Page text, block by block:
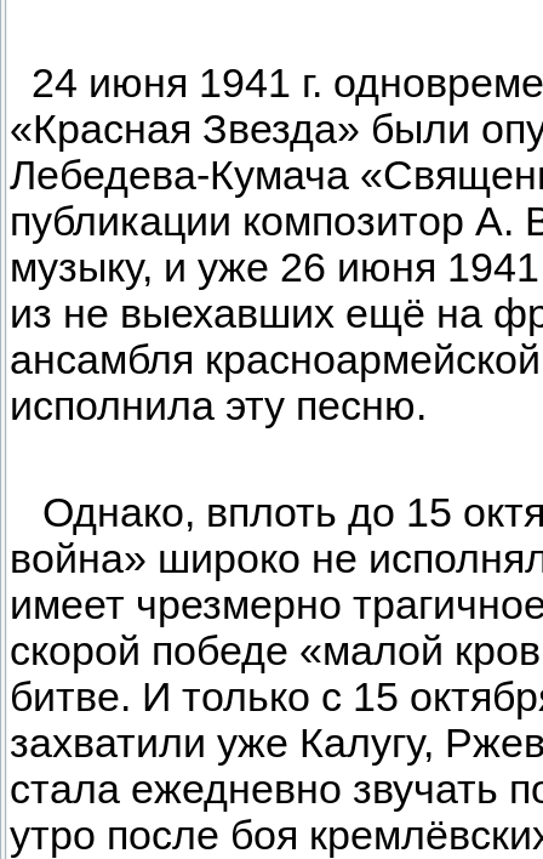
24 июня 1941 г.
«Красная Звезда» были
Лебедева-Кумача
публикации композитор А.
музыку, и уже 26 июня
из не выехавших ещё на
ансамбля
исполнила эту песню.
Однако, вплоть до 15
война» широко не
имеет чрезмерно
скорой победе «малой
битве. И только с 15
захватили уже Калугу,
стала ежедневно звучать
утро после боя